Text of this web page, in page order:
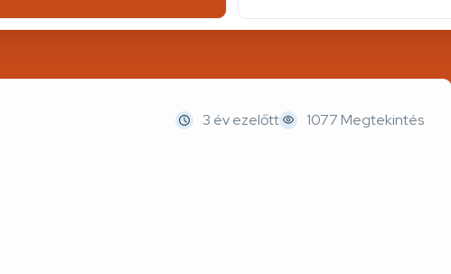
3 év ezelőtt 1077 Megtekintés